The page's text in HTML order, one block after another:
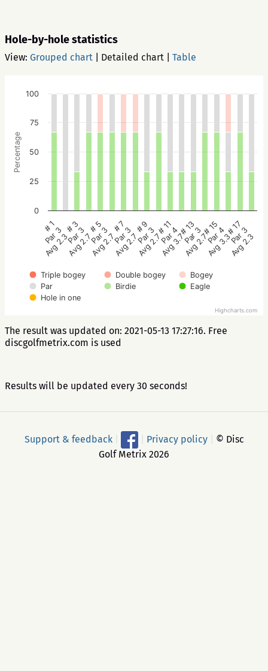
Hole-by-hole statistics
View: Grouped chart Detailed chart Table
Percentage
Triple bogey Double bogey
Bogey
Par
Birdie
Eagle
Hole in one
# 1
Par 3
Avg 2.3
# 3
Par 3
Avg 2.7
# 5
Par 3
Avg 2.7
# 7
Par 3
Avg 2.7
# 9
Par 3
Avg 2.7
# 11
Par 4
Avg 3.7
# 13
Par 3
Avg 2.7
# 15
Par 4
Avg 3.3
# 17
Par 3
Avg 2.3
0
25
50
75
100
Highcharts.com
The result was updated on: 2021-05-13 17:27:16. Free
discgolfmetrix.com is used
Results will be updated every 30 seconds!
Support & feedback Privacy policy
© Disc
Golf Metrix 2026